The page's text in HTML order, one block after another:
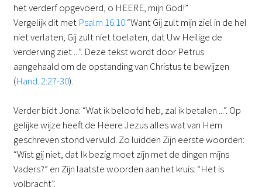
het verderf opgevoerd, o HEERE, mijn God!”
Vergelijk dit met Psalm 16:10“Want Gij zult mijn ziel in de hel
niet verlaten; Gij zult niet toelaten, dat Uw Heilige de
verderving ziet ...”. Deze tekst wordt door Petrus
aangehaald om de opstanding van Christus te bewijzen
(Hand. 2:27-30).
Verder bidt Jona: “Wat ik beloofd heb, zal ik betalen ...”. Op
gelijke wijze heeft de Heere Jezus alles wat van Hem
geschreven stond vervuld. Zo luidden Zijn eerste woorden:
“Wist gij niet, dat Ik bezig moet zijn met de dingen mijns
Vaders?” en Zijn laatste woorden aan het kruis: “Het is
volbracht”.